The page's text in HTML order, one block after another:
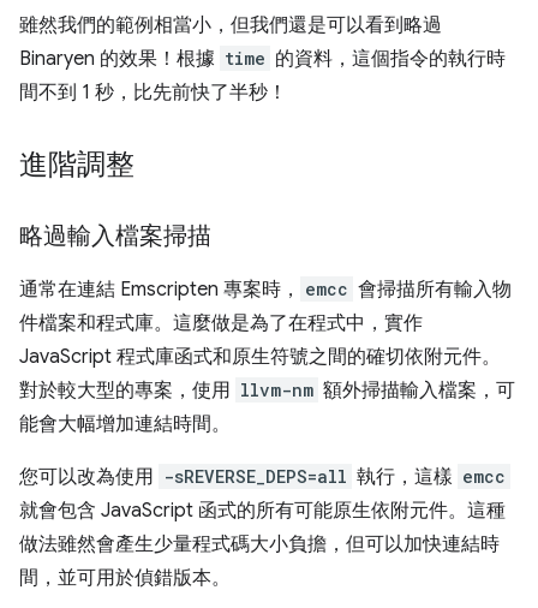
雖然我們的範例相當小，但我們還是可以看到略過
Binaryen 的效果！根據 time 的資料，這個指令的執行時
間不到 1 秒，比先前快了半秒！
進階調整
略過輸入檔案掃描
通常在連結 Emscripten 專案時， emcc 會掃描所有輸入物
件檔案和程式庫。這麼做是為了在程式中，實作
JavaScript 程式庫函式和原生符號之間的確切依附元件。
對於較大型的專案，使用 llvm-nm 額外掃描輸入檔案，可
能會大幅增加連結時間。
您可以改為使用 -sREVERSE_DEPS=all 執行，這樣 emcc
就會包含 JavaScript 函式的所有可能原生依附元件。這種
做法雖然會產生少量程式碼大小負擔，但可以加快連結時
間，並可用於偵錯版本。